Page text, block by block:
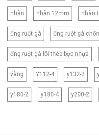
nhãn nhãn 12mm nhãn
ống ruột gà ống ruột gà
ống ruột gà lõi thép bọc nhựa
vàng Y112-4 y132-2
y180-2 y180-4 y200-2